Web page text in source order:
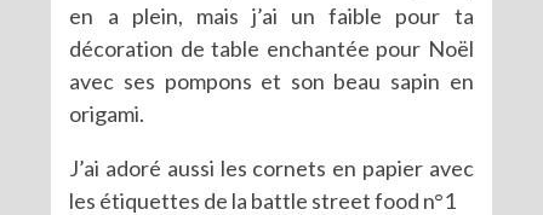
en a plein, mais j’ai un faible pour ta
décoration de table enchantée pour Noël
avec ses pompons et son beau sapin en
origami.
J’ai adoré aussi les cornets en papier avec
les étiquettes de la battle street food n°1